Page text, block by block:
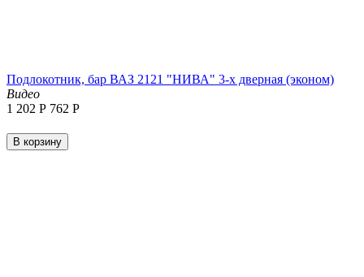
Подлокотник, бар ВАЗ 2121 "НИВА" 3-х дверная (эконом)
Видео
1 202 Р ‍762‍ Р
В корзину